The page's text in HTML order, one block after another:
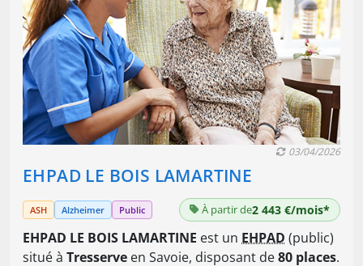
EHPAD LE BOIS LAMARTINE
03/04/2026
ASH Alzheimer Public À partir de2 443 €/mois*
EHPAD LE BOIS LAMARTINE est un EHPAD (public)
situé à Tresserve en Savoie, disposant de80 places.